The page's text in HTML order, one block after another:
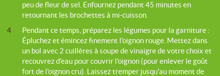
peu de fleur de sel. Enfournez pendant 45 minutes en
retournant les brochettes à mi-cuisson.
4
Pendant ce temps, préparez les légumes pour la garniture :
Épluchez et émincez finement l'oignon rouge. Mettez dans
un bol avec 2 cuillères à soupe de vinaigre de votre choix et
recouvrez d'eau pour couvrir l'oignon (pour enlever le goût
fort de l'oignon cru). Laissez tremper jusqu'au moment de